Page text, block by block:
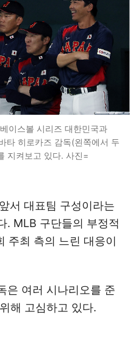
이스볼 시리즈 대한민국과
타 히로카즈 감독(왼쪽에서 두
지켜보고 있다. 사진=
서 대표팀 구성이라는
. MLB 구단들의 부정적
주최 측의 느린 대응이
은 여러 시나리오를 준
해 고심하고 있다.